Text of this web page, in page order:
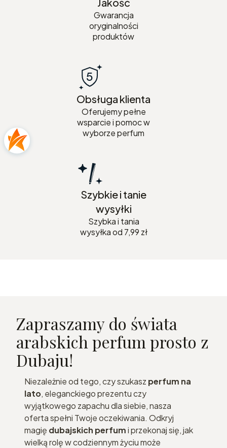
Gwarancja
oryginalności
produktów
Obsługa klienta
Oferujemy pełne
wsparcie i pomoc w
wyborze perfum
Szybkie i tanie
wysyłki
Szybka i tania
wysyłka od 7,99 zł
Zapraszamy do świata
arabskich perfum prosto z
Dubaju!
Niezależnie od tego, czy szukasz perfum na
lato, eleganckiego prezentu czy
wyjątkowego zapachu dla siebie, nasza
oferta spełni Twoje oczekiwania. Odkryj
magię dubajskich perfumi przekonaj się, jak
wielką rolę w codziennym życiu może